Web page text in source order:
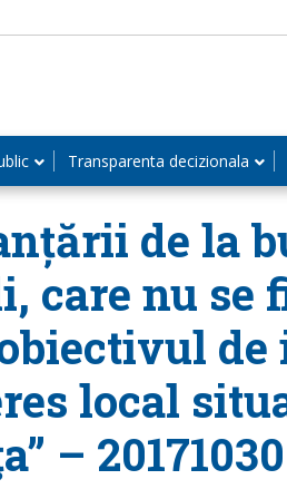
Transparenta decizionala
de la
care nu se
local
– 20171030